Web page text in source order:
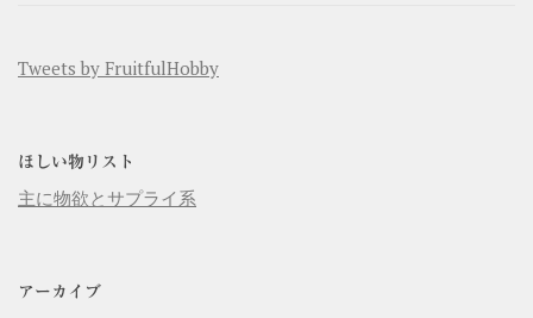
Tweets by FruitfulHobby
ほしい物リスト
主に物欲とサプライ系
アーカイブ